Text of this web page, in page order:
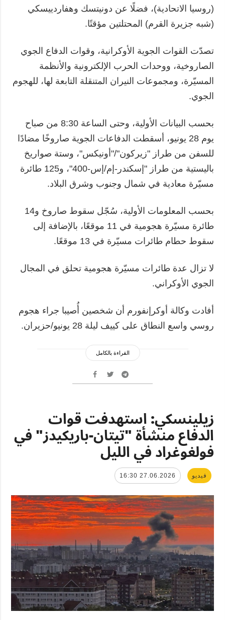
(روسيا الاتحادية)، فضلًا عن دونيتسك وهفاردييسكي
(شبه جزيرة القرم) المحتلتين مؤقتًا.
تصدّت القوات الجوية الأوكرانية، وقوات الدفاع الجوي
الصاروخية، ووحدات الحرب الإلكترونية والأنظمة
المسيّرة، ومجموعات النيران المتنقلة التابعة لها، للهجوم
الجوي.
بحسب البيانات الأولية، وحتى الساعة 8:30 من صباح
يوم 28 يونيو، أسقطت الدفاعات الجوية صاروخًا مضادًا
للسفن من طراز "زيركون"/"أونيكس"، وستة صواريخ
باليستية من طراز "إسكندر-إم/إس-400"، و125 طائرة
مسيّرة معادية في شمال وجنوب وشرق البلاد.
بحسب المعلومات الأولية، سُجّل سقوط صاروخ و14
طائرة مسيّرة هجومية في 11 موقعًا، بالإضافة إلى
سقوط حطام طائرات مسيّرة في 13 موقعًا.
لا تزال عدة طائرات مسيّرة هجومية تحلق في المجال
الجوي الأوكراني.
أفادت وكالة أوكرإنفورم أن شخصين أُصيبا جراء هجوم
روسي واسع النطاق على كييف ليلة 28 يونيو/حزيران.
القراءة بالكامل
زيلينسكي: استهدفت قوات
الدفاع منشأة "تيتان-باريكيدز" في
فولغوغراد في الليل
فيديو 27.06.2026 16:30